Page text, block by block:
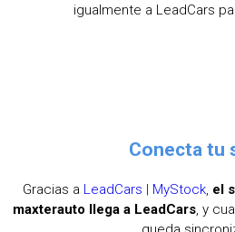
igualmente a LeadCars
Conecta tu
Gracias a LeadCars | MyStock, el
maxterauto llega a LeadCars, y